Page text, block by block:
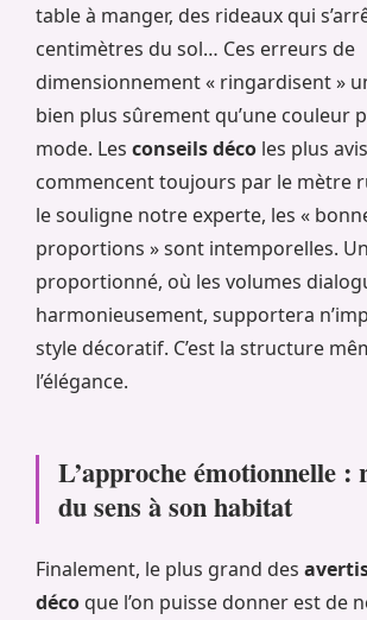
table à manger, des rideaux qui
centimètres du sol… Ces erreurs de
dimensionnement « ringardisent »
bien plus sûrement qu’une couleur
mode. Les conseils déco les plus
commencent toujours par le mètre
le souligne notre experte, les «
proportions » sont intemporelles.
proportionné, où les volumes
harmonieusement, supportera
style décoratif. C’est la structure
l’élégance.
L’approche émotionnelle :
du sens à son habitat
Finalement, le plus grand des
déco que l’on puisse donner est de